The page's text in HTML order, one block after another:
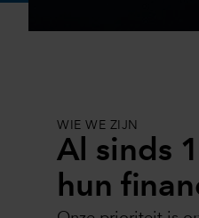
WIE WE ZIJN
Al sinds
hun